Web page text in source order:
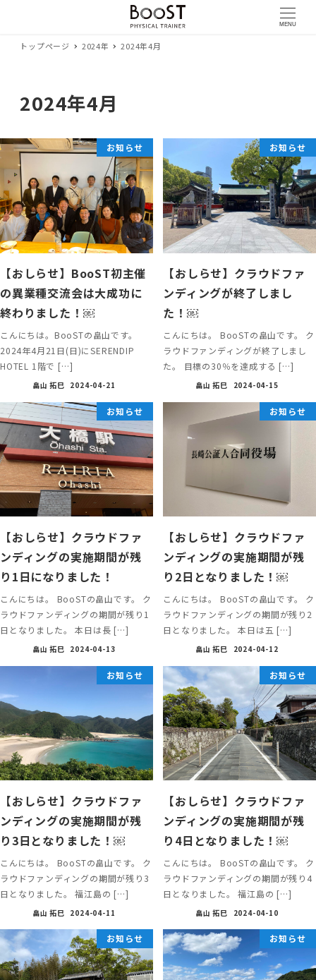
MENU
トップページ 2024年 2024年4月
2024年4月
お知らせ
【おしらせ】BooST初主催
の異業種交流会は大成功に
終わりました！￼
こんにちは。BooSTの畠山です。
2024年4月21日(日)にSERENDIP
HOTEL 1階で […]
畠山 拓巳 2024-04-21
お知らせ
【おしらせ】クラウドファ
ンディングが終了しまし
た！￼
こんにちは。 BooSTの畠山です。 ク
ラウドファンディングが終了しまし
た。 目標の30％を達成する […]
畠山 拓巳 2024-04-15
お知らせ
【おしらせ】クラウドファ
ンディングの実施期間が残
り1日になりました！
こんにちは。 BooSTの畠山です。 ク
ラウドファンディングの期間が残り1
日となりました。 本日は長 […]
畠山 拓巳 2024-04-13
お知らせ
【おしらせ】クラウドファ
ンディングの実施期間が残
り2日となりました！￼
こんにちは。 BooSTの畠山です。 ク
ラウドファンディングの期間が残り2
日となりました。 本日は五 […]
畠山 拓巳 2024-04-12
お知らせ
【おしらせ】クラウドファ
ンディングの実施期間が残
り3日となりました！￼
こんにちは。 BooSTの畠山です。 ク
ラウドファンディングの期間が残り3
日となりました。 福江島の […]
畠山 拓巳 2024-04-11
お知らせ
【おしらせ】クラウドファ
ンディングの実施期間が残
り4日となりました！￼
こんにちは。 BooSTの畠山です。 ク
ラウドファンディングの期間が残り4
日となりました。 福江島の […]
畠山 拓巳 2024-04-10
お知らせ お知らせ